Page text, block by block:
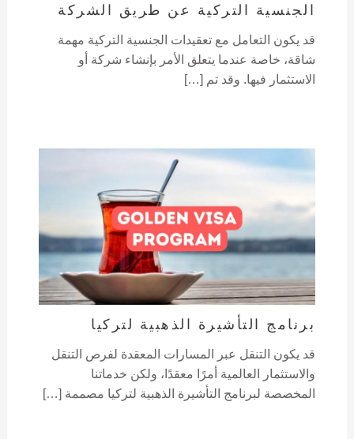
الجنسية التركية عن طريق الشركة
قد يكون التعامل مع تعقيدات الجنسية التركية مهمة
شاقة، خاصة عندما يتعلق الأمر بإنشاء شركة أو
الاستثمار فيها. وقد تم […]
برنامج التأشيرة الذهبية لتركيا
قد يكون التنقل عبر المسارات المعقدة لفرص التنقل
والاستثمار العالمية أمرًا معقدًا، ولكن خدماتنا
المخصصة لبرنامج التأشيرة الذهبية لتركيا مصممة […]